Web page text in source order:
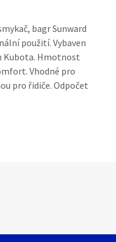
bagr Sunward
použití. Vybaven
Kubota. Hmotnost
Vhodné pro
pro řidiče. Odpočet